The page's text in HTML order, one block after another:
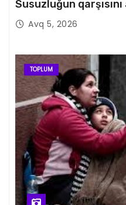
Susuzluğun
Avq 5, 2026
TOPLUM